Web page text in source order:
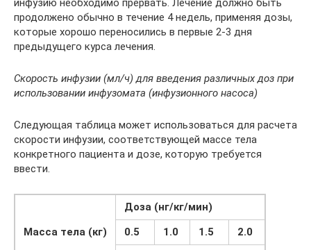
инфузию необходимо прервать. Лечение должно быть
продолжено обычно в течение 4 недель, применяя дозы,
которые хорошо переносились в первые 2-3 дня
предыдущего курса лечения.
Скорость инфузии (мл/ч) для введения различных доз при
использовании инфузомата (инфузионного насоса)
Следующая таблица может использоваться для расчета
скорости инфузии, соответствующей массе тела
конкретного пациента и дозе, которую требуется
ввести.
Масса тела (кг)
Доза (нг/кг/мин)
0.5
1.0 1.5
2.0